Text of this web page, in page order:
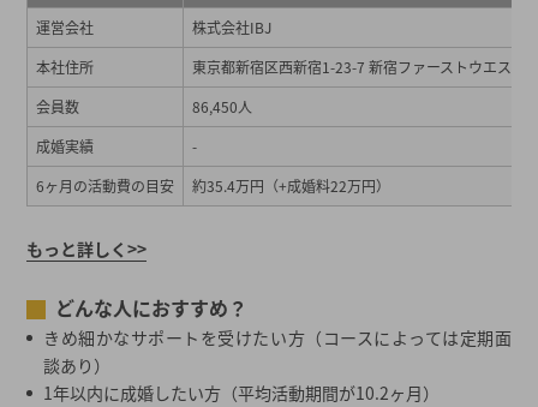
運営会社
株式会社IBJ
本社住所
東京都新宿区西新宿1-23-7 新宿ファーストウエスト
会員数
86,450人
成婚実績
-
6ヶ月の活動費の目安
約35.4万円（+成婚料22万円）
もっと詳しく>>
どんな人におすすめ？
きめ細かなサポートを受けたい方（コースによっては定期面
談あり）
1年以内に成婚したい方（平均活動期間が10.2ヶ月）